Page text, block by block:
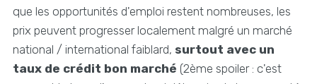
que les opportunités d'emploi restent nombreuses, les
prix peuvent progresser localement malgré un marché
national / international faiblard, surtout avec un
taux de crédit bon marché (2ème spoiler : c'est